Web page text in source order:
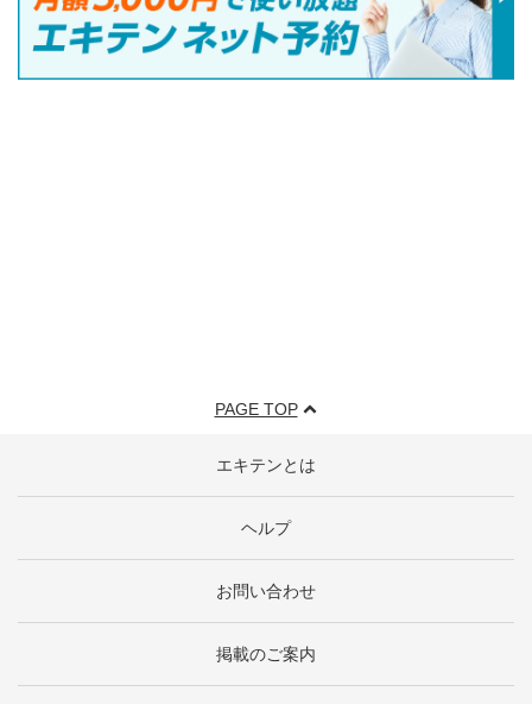
PAGE TOP
エキテンとは
ヘルプ
お問い合わせ
掲載のご案内